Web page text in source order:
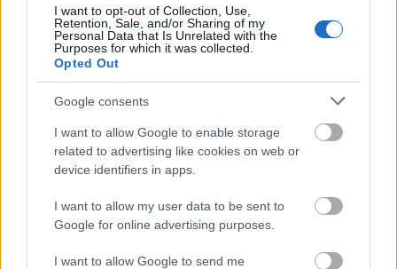
I want to opt-out of Collection, Use,
Retention, Sale, and/or Sharing of my
Personal Data that Is Unrelated with the
Purposes for which it was collected.
Opted Out
Google consents
I want to allow Google to enable storage
related to advertising like cookies on web or
device identifiers in apps.
I want to allow my user data to be sent to
Google for online advertising purposes.
I want to allow Google to send me
Színház Festészet Klimt Képző